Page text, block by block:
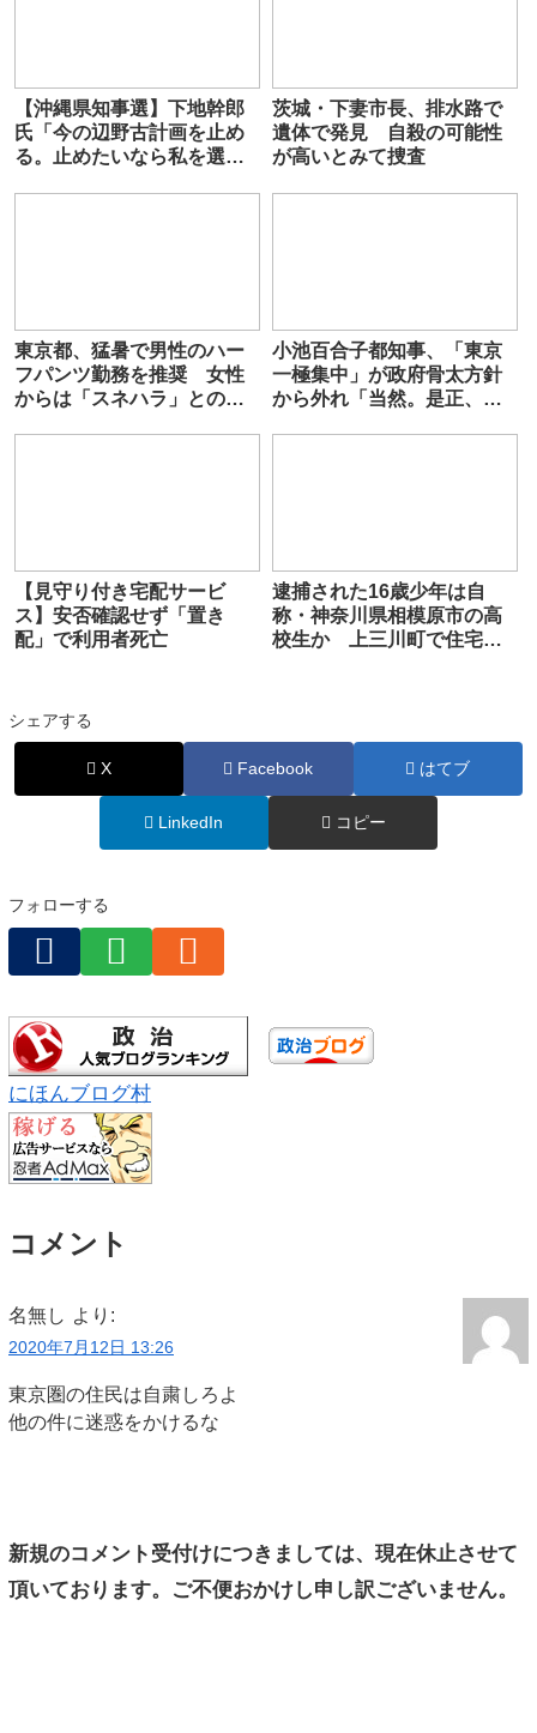
【沖縄県知事選】下地幹郎
氏「今の辺野古計画を止め
る。止めたいなら私を選ん
茨城・下妻市長、排水路で
遺体で発見 自殺の可能性
が高いとみて捜査
東京都、猛暑で男性のハー
フパンツ勤務を推奨 女性
からは「スネハラ」との声
小池百合子都知事、「東京
一極集中」が政府骨太方針
から外れ「当然。是正、是
【見守り付き宅配サービ
ス】安否確認せず「置き
配」で利用者死亡
逮捕された16歳少年は自
称・神奈川県相模原市の高
校生か 上三川町で住宅に
シェアする
X Facebook はてブ
LinkedIn コピー
フォローする
にほんブログ村
コメント
名無し より:
2020年7月12日 13:26
東京圏の住民は自粛しろよ
他の件に迷惑をかけるな
新規のコメント受付けにつきましては、現在休止させて
頂いております。ご不便おかけし申し訳ございません。